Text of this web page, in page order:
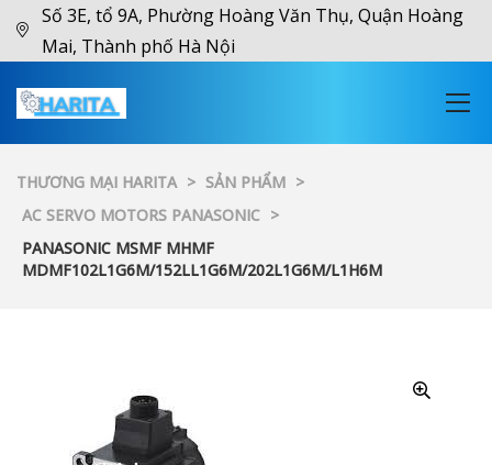
Số 3E, tổ 9A, Phường Hoàng Văn Thụ, Quận Hoàng
Mai, Thành phố Hà Nội
THƯƠNG MẠI HARITA > SẢN PHẨM >
AC SERVO MOTORS PANASONIC >
PANASONIC MSMF MHMF
MDMF102L1G6M/152LL1G6M/202L1G6M/L1H6M